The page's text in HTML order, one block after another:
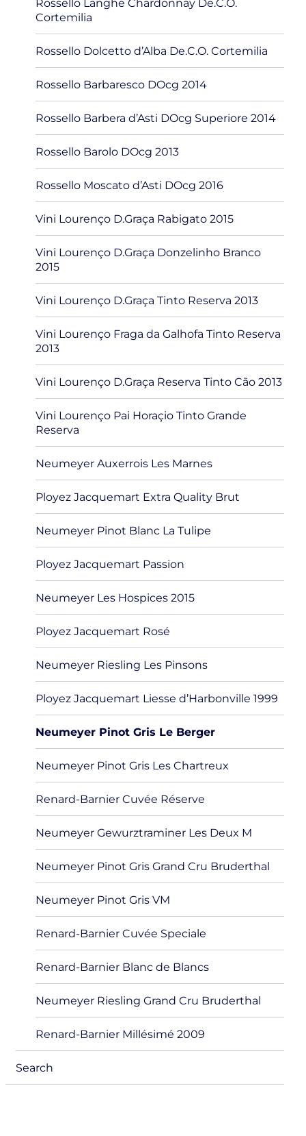
Rossello Langhe Chardonnay De.C.O.
Cortemilia
Rossello Dolcetto d’Alba De.C.O. Cortemilia
Rossello Barbaresco DOcg 2014
Rossello Barbera d’Asti DOcg Superiore 2014
Rossello Barolo DOcg 2013
Rossello Moscato d’Asti DOcg 2016
Vini Lourenço D.Graça Rabigato 2015
Vini Lourenço D.Graça Donzelinho Branco
2015
Vini Lourenço D.Graça Tinto Reserva 2013
Vini Lourenço Fraga da Galhofa Tinto Reserva
2013
Vini Lourenço D.Graça Reserva Tinto Cão 2013
Vini Lourenço Pai Horaçio Tinto Grande
Reserva
Neumeyer Auxerrois Les Marnes
Ployez Jacquemart Extra Quality Brut
Neumeyer Pinot Blanc La Tulipe
Ployez Jacquemart Passion
Neumeyer Les Hospices 2015
Ployez Jacquemart Rosé
Neumeyer Riesling Les Pinsons
Ployez Jacquemart Liesse d’Harbonville 1999
Neumeyer Pinot Gris Le Berger
Neumeyer Pinot Gris Les Chartreux
Renard-Barnier Cuvée Réserve
Neumeyer Gewurztraminer Les Deux M
Neumeyer Pinot Gris Grand Cru Bruderthal
Neumeyer Pinot Gris VM
Renard-Barnier Cuvée Speciale
Renard-Barnier Blanc de Blancs
Neumeyer Riesling Grand Cru Bruderthal
Renard-Barnier Millésimé 2009
Search